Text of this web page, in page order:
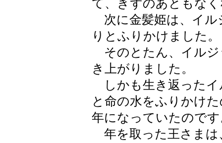
て、きずのあともな
次に金髪姫は、イル
りとふりかけました。
そのとたん、イルジ
き上がりました。
しかも生き返ったイ
と命の水をふりかけ
年になっていたので
年を取った王さまは